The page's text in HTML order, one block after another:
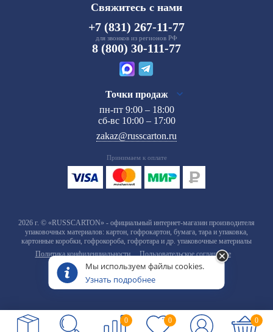
0 0 0
Свяжитесь с нами
+7 (831) 267-11-77
для звонков из регионов РФ
8 (800) 30-111-77
Точки продаж
пн-пт 9:00 – 18:00
сб-вс 10:00 – 17:00
zakaz@russcarton.ru
Принимаем к оплате
2026 г. © «RUSSCARTON» - официальный интернет-магазин производителя
упаковочных материалов: картон, гофрокартон, бумага, тара и упаковка,
картонные коробки, гофрокороба, гофротара и др. упаковочные материалы
Политика конфиденциальности
Пользовательское соглашение
Мы используем файлы cookies.
Узнать подробнее